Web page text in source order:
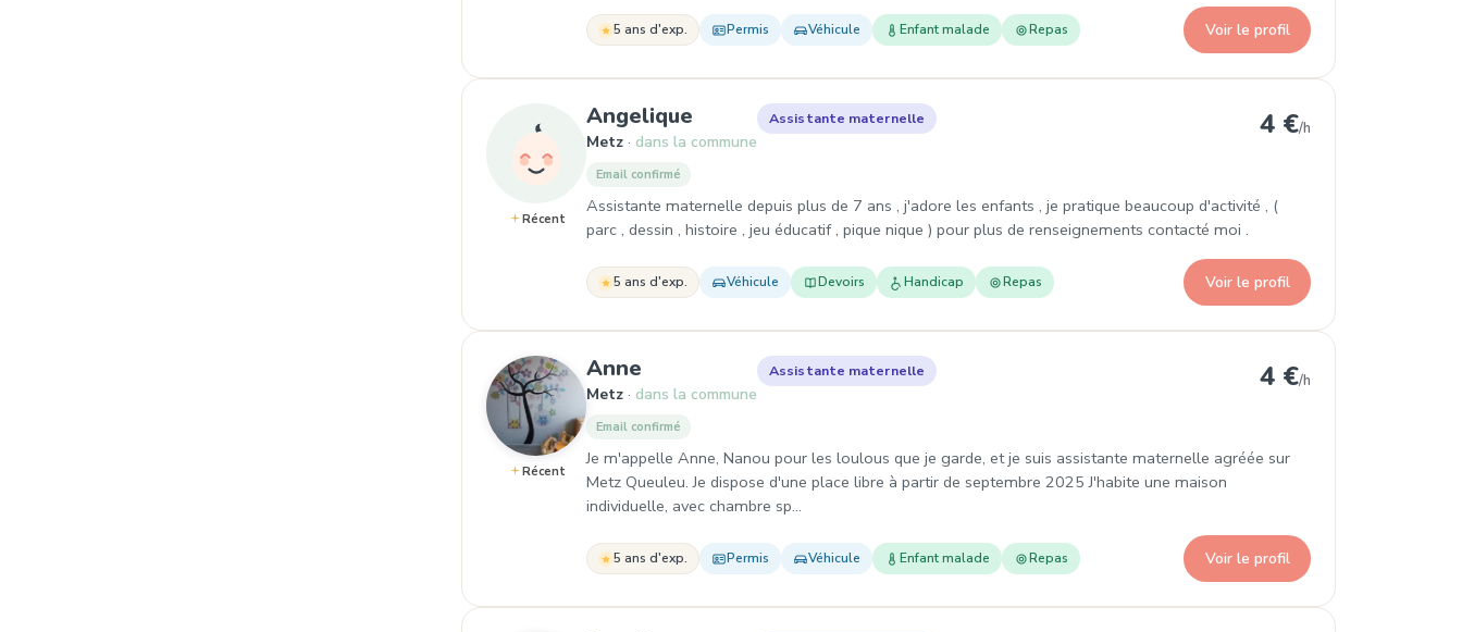
5 ans d'exp. Permis Véhicule Enfant malade Repas Voir le profil
Récent
Angelique , Assistante maternelle à Metz
Metz dans la commune
Assistante maternelle 4 €/h
Email confirmé
Assistante maternelle depuis plus de 7 ans , j'adore les enfants , je pratique beaucoup d'activité , (
parc , dessin , histoire , jeu éducatif , pique nique ) pour plus de renseignements contacté moi .
5 ans d'exp. Véhicule Devoirs Handicap Repas Voir le profil
Récent
Anne , Assistante maternelle à Metz
Metz dans la commune
Assistante maternelle 4 €/h
Email confirmé
Je m'appelle Anne, Nanou pour les loulous que je garde, et je suis assistante maternelle agréée sur
Metz Queuleu. Je dispose d'une place libre à partir de septembre 2025 J'habite une maison
individuelle, avec chambre sp…
5 ans d'exp. Permis Véhicule Enfant malade Repas Voir le profil